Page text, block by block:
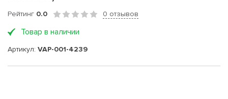
Рейтинг 0.0 0 отзывов
Товар в наличии
Артикул: VAP-001-4239